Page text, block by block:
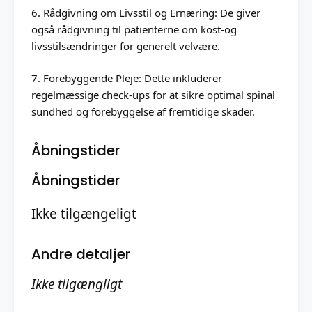
6. Rådgivning om Livsstil og Ernæring: De giver
også rådgivning til patienterne om kost-og
livsstilsændringer for generelt velvære.
7. Forebyggende Pleje: Dette inkluderer
regelmæssige check-ups for at sikre optimal spinal
sundhed og forebyggelse af fremtidige skader.
Åbningstider
Åbningstider
Ikke tilgængeligt
Andre detaljer
Ikke tilgængligt